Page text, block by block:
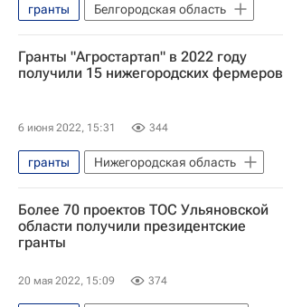
гранты
Белгородская область
Общество
Белгородская область
Россия
Гранты "Агростартап" в 2022 году
получили 15 нижегородских фермеров
6 июня 2022, 15:31 344
гранты
Нижегородская область
Экономика
Нижегородская область
фермеры
Более 70 проектов ТОС Ульяновской
области получили президентские
гранты
20 мая 2022, 15:09 374